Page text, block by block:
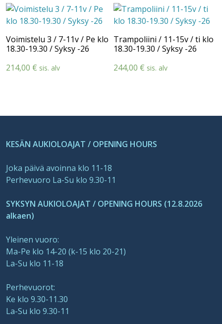
Voimistelu 3 / 7-11v / Pe klo
18.30-19.30 / Syksy -26
214,00 € sis. alv
Trampoliini / 11-15v / ti klo
18.30-19.30 / Syksy -26
244,00 € sis. alv
KESÄN AUKIOLOAJAT / OPENING HOURS
Joka päivä avoinna klo 11-18
Perhevuoro La-Su klo 9.30-11
SYKSYN AUKIOLOAJAT / OPENING HOURS (12.8.2026
alkaen)
Yleinen vuoro:
Ma-Pe klo 14-20 (k-15 klo 20-21)
La-Su klo 11-18
Perhevuorot:
Ke klo 9.30-11.30
La-Su klo 9.30-11